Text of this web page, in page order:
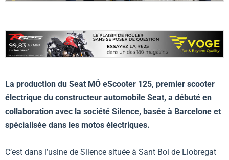
La production du Seat MÓ eScooter 125, premier scooter
électrique du constructeur automobile Seat, a débuté en
collaboration avec la société Silence, basée à Barcelone et
spécialisée dans les motos électriques.
C’est dans l’usine de Silence située à Sant Boi de Llobregat